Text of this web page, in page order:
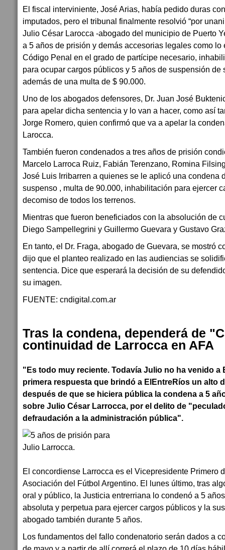
El fiscal interviniente, José Arias, había pedido duras
imputados, pero el tribunal finalmente resolvió “por
Julio César Larocca -abogado del municipio de Puerto
a 5 años de prisión y demás accesorias legales como
Código Penal en el grado de partícipe necesario,
para ocupar cargos públicos y 5 años de suspensión de
además de una multa de $ 90.000.
Uno de los abogados defensores, Dr. Juan José
para apelar dicha sentencia y lo van a hacer, como así
Jorge Romero, quien confirmó que va a apelar la
Larocca.
También fueron condenados a tres años de prisión
Marcelo Larroca Ruiz, Fabián Terenzano, Romina
José Luis Irribarren a quienes se le aplicó una condena
suspenso , multa de 90.000, inhabilitación para ejercer
decomiso de todos los terrenos.
Mientras que fueron beneficiados con la absolución de
Diego Sampellegrini y Guillermo Guevara y Gustavo
En tanto, el Dr. Fraga, abogado de Guevara, se mostró
dijo que el planteo realizado en las audiencias se
sentencia. Dice que esperará la decisión de su
su imagen.
FUENTE: cndigital.com.ar
Tras la condena, dependerá de
continuidad de Larrocca en AFA
"Es todo muy reciente. Todavía Julio no ha venido a
primera respuesta que brindó a ElEntreRíos un alto
después de que se hiciera pública la condena a 5
sobre Julio César Larrocca, por el delito de
defraudación a la administración pública".
El concordiense Larrocca es el Vicepresidente Primero
Asociación del Fútbol Argentino. El lunes último, tras
oral y público, la Justicia entrerriana lo condenó a 5
absoluta y perpetua para ejercer cargos públicos y la
abogado también durante 5 años.
Los fundamentos del fallo condenatorio serán dados a